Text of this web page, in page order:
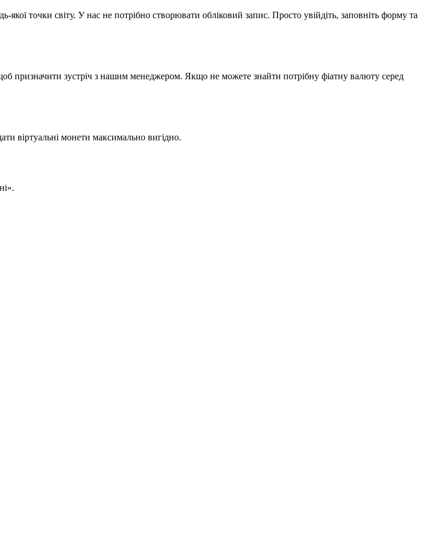
точки світу. У нас не потрібно створювати обліковий запис. Просто увійдіть, заповніть форму та
призначити зустріч з нашим менеджером. Якщо не можете знайти потрібну фіатну валюту серед
віртуальні монети максимально вигідно.